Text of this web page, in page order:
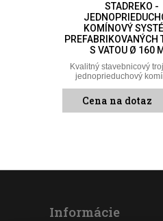
STADREKO -
KOMÍNOVÝ
PREFABRIKOVANÝCH
S VATOU Ø 160
Kvalitný stavebnicový
jednoprieduchový
Cena na dotaz
Informácie